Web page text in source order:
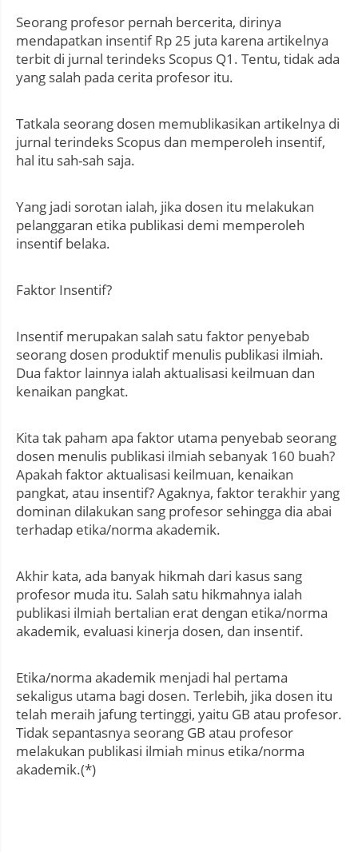
Seorang profesor pernah bercerita, dirinya
mendapatkan insentif Rp 25 juta karena artikelnya
terbit di jurnal terindeks Scopus Q1. Tentu, tidak ada
yang salah pada cerita profesor itu.
Tatkala seorang dosen memublikasikan artikelnya di
jurnal terindeks Scopus dan memperoleh insentif,
hal itu sah-sah saja.
Yang jadi sorotan ialah, jika dosen itu melakukan
pelanggaran etika publikasi demi memperoleh
insentif belaka.
Faktor Insentif?
Insentif merupakan salah satu faktor penyebab
seorang dosen produktif menulis publikasi ilmiah.
Dua faktor lainnya ialah aktualisasi keilmuan dan
kenaikan pangkat.
Kita tak paham apa faktor utama penyebab seorang
dosen menulis publikasi ilmiah sebanyak 160 buah?
Apakah faktor aktualisasi keilmuan, kenaikan
pangkat, atau insentif? Agaknya, faktor terakhir yang
dominan dilakukan sang profesor sehingga dia abai
terhadap etika/norma akademik.
Akhir kata, ada banyak hikmah dari kasus sang
profesor muda itu. Salah satu hikmahnya ialah
publikasi ilmiah bertalian erat dengan etika/norma
akademik, evaluasi kinerja dosen, dan insentif.
Etika/norma akademik menjadi hal pertama
sekaligus utama bagi dosen. Terlebih, jika dosen itu
telah meraih jafung tertinggi, yaitu GB atau profesor.
Tidak sepantasnya seorang GB atau profesor
melakukan publikasi ilmiah minus etika/norma
akademik.(*)